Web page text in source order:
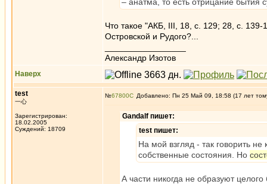
Что такое "АКБ, III, 18, с. 129; 28, с.
Островской и Рудого?...
Александр Изотов
Наверх
test
一心
Зарегистрирован:
18.02.2005
Суждений: 18709
№67800 Добавлено: Пн 25 Май 09, 18:58 (17 лет
Gandalf пишет:
test пишет:
На мой взгляд - так говорить не
собственные состояния. Но
А части никогда не образуют